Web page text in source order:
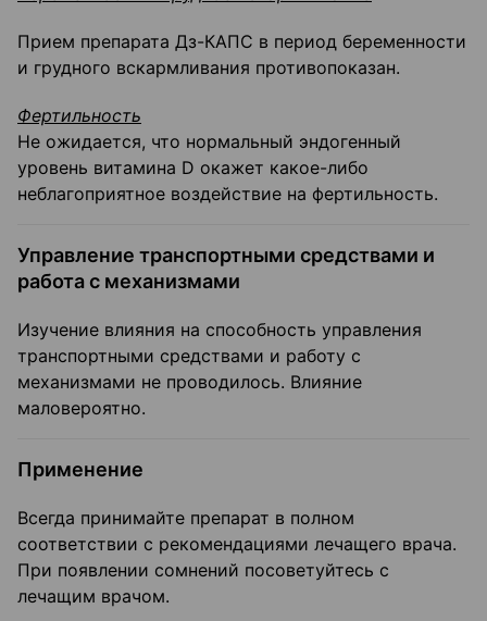
Прием препарата Дз-КАПС в период беременности
и грудного вскармливания противопоказан.
Фертильность
Не ожидается, что нормальный эндогенный
уровень витамина D окажет какое-либо
неблагоприятное воздействие на фертильность.
Управление транспортными средствами и
работа с механизмами
Изучение влияния на способность управления
транспортными средствами и работу с
механизмами не проводилось. Влияние
маловероятно.
Применение
Всегда принимайте препарат в полном
соответствии с рекомендациями лечащего врача.
При появлении сомнений посоветуйтесь с
лечащим врачом.